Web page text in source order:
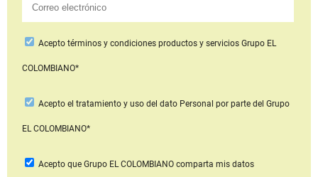
Aceptotérminos y condiciones productos y serviciosGrupo EL
COLOMBIANO*
Acepto el tratamiento y uso del dato Personal por parte del Grupo
EL COLOMBIANO*
Acepto que Grupo EL COLOMBIANOcomparta mis datos